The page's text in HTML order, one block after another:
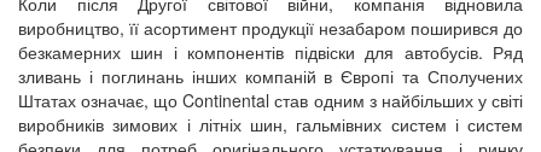
виробництво, її асортимент продукції незабаром поширився до
безкамерних шин і компонентів підвіски для автобусів. Ряд
зливань і поглинань інших компаній в Європі та Сполучених
Штатах означає, що Continental став одним з найбільших у світі
виробників зимових і літніх шин, гальмівних систем і систем